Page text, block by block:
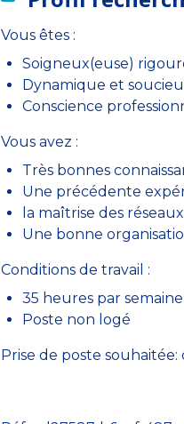
Vous êtes :
Soigneux(euse)
Dynamique et
Conscience
Vous avez :
Très bonnes
Une précédente
la maîtrise des
Une bonne
Conditions de travail :
35 heures par semaine
Poste non logé
Prise de poste